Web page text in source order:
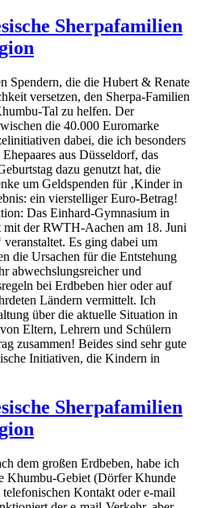
Sherpafamilien
Spendern, die die Hubert & Renate
versetzen, den Sherpa-Familien
Tal zu helfen. Der
die 40.000 Euromarke
dabei, die ich besonders
aus Düsseldorf, das
dazu genutzt hat, die
um Geldspenden für ‚Kinder in
ein vierstelliger Euro-Betrag!
Das Einhard-Gymnasium in
mit der RWTH-Aachen am 18. Juni
veranstaltet. Es ging dabei um
die Ursachen für die Entstehung
abwechslungsreicher und
bei Erdbeben hier oder auf
Ländern vermittelt. Ich
über die aktuelle Situation in
Eltern, Lehrern und Schülern
zusammen! Beides sind sehr gute
Initiativen, die Kindern in
Sherpafamilien
dem großen Erdbeben, habe ich
Khumbu-Gebiet (Dörfer Khunde
Kontakt oder e-mail